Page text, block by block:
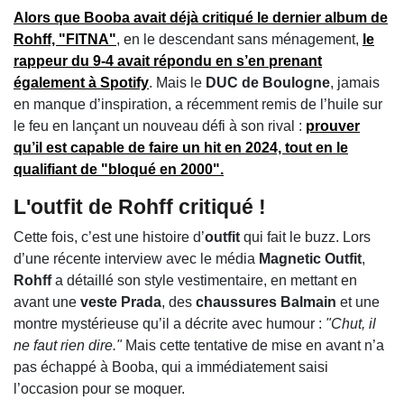
Alors que Booba avait déjà critiqué le dernier album de
Rohff, "FITNA", en le descendant sans ménagement, le
rappeur du 9-4 avait répondu en s’en prenant
également à Spotify. Mais le DUC de Boulogne, jamais
en manque d’inspiration, a récemment remis de l’huile sur
le feu en lançant un nouveau défi à son rival : prouver
qu’il est capable de faire un hit en 2024, tout en le
qualifiant de "bloqué en 2000".
L'outfit de Rohff critiqué !
Cette fois, c’est une histoire d’outfit qui fait le buzz. Lors
d’une récente interview avec le média Magnetic Outfit,
Rohffa détaillé son style vestimentaire, en mettant en
avant une veste Prada, des chaussures Balmain et une
montre mystérieuse qu’il a décrite avec humour : "Chut, il
ne faut rien dire."Mais cette tentative de mise en avant n’a
pas échappé à Booba, qui a immédiatement saisi
l’occasion pour se moquer.